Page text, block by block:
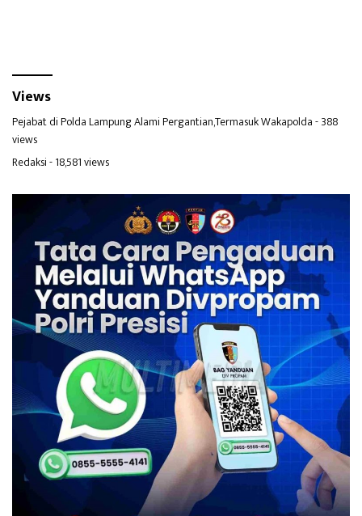
Views
Pejabat di Polda Lampung Alami Pergantian,Termasuk Wakapolda- 388
views
Redaksi- 18,581 views